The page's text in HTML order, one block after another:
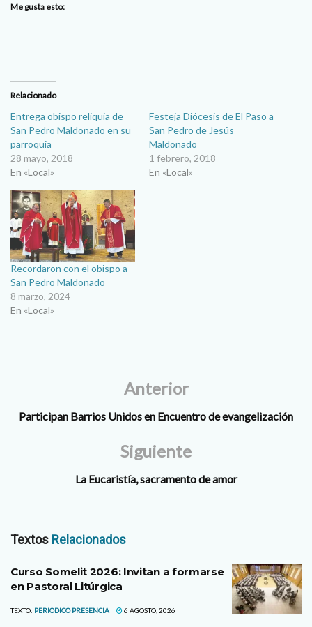
Me gusta esto:
Relacionado
Entrega obispo reliquia de
San Pedro Maldonado en su
parroquia
28 mayo, 2018
En «Local»
Festeja Diócesis de El Paso a
San Pedro de Jesús
Maldonado
1 febrero, 2018
En «Local»
Recordaron con el obispo a
San Pedro Maldonado
8 marzo, 2024
En «Local»
Anterior
Participan Barrios Unidos en Encuentro de evangelización
Siguiente
La Eucaristía, sacramento de amor
Textos Relacionados
Curso Somelit 2026: Invitan a formarse
en Pastoral Litúrgica
TEXTO: PERIODICO PRESENCIA 6 AGOSTO, 2026